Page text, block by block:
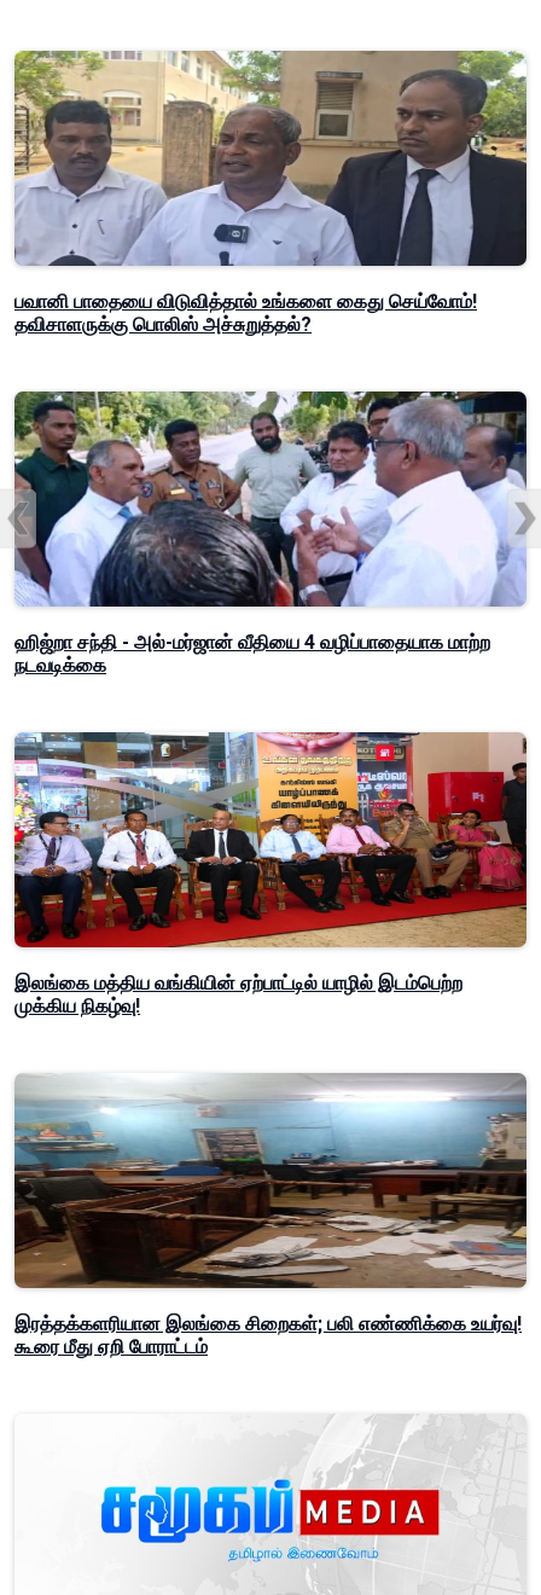
பவானி பாதையை விடுவித்தால் உங்களை கைது செய்வோம்!
தவிசாளருக்கு பொலிஸ் அச்சுறுத்தல்?
ஹிஜ்றா சந்தி - அல்-மர்ஜான் வீதியை 4 வழிப்பாதையாக மாற்ற
நடவடிக்கை
இலங்கை மத்திய வங்கியின் ஏற்பாட்டில் யாழில் இடம்பெற்ற
முக்கிய நிகழ்வு!
இரத்தக்களரியான இலங்கை சிறைகள்; பலி எண்ணிக்கை உயர்வு!
கூரை மீது ஏறி போராட்டம்